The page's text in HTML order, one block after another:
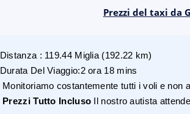
Prezzi del taxi da
Distanza : 119.44 Miglia (192.22 km)
Durata Del Viaggio:2 ora 18 mins
Monitoriamo costantemente tutti i voli e non
Prezzi Tutto Incluso Il nostro autista